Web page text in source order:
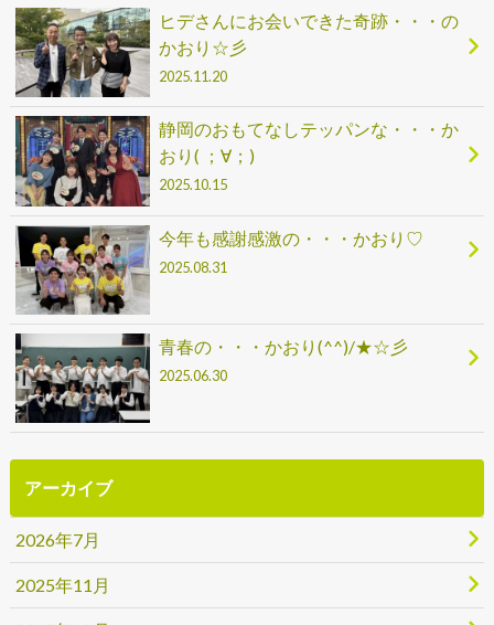
ヒデさんにお会いできた奇跡・・・の
かおり☆彡
2025.11.20
静岡のおもてなしテッパンな・・・か
おり( ；∀；)
2025.10.15
今年も感謝感激の・・・かおり♡
2025.08.31
青春の・・・かおり(^^)/★☆彡
2025.06.30
アーカイブ
2026年7月
2025年11月